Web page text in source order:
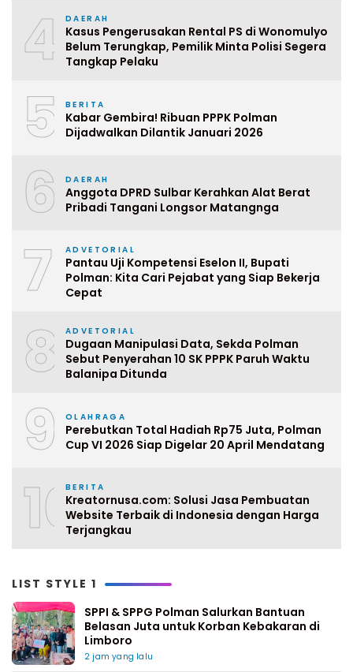
4 DAERAH
Kasus Pengerusakan Rental PS di Wonomulyo
Belum Terungkap, Pemilik Minta Polisi Segera
Tangkap Pelaku
5 BERITA
Kabar Gembira! Ribuan PPPK Polman
Dijadwalkan Dilantik Januari 2026
6 DAERAH
Anggota DPRD Sulbar Kerahkan Alat Berat
Pribadi Tangani Longsor Matangnga
7 ADVETORIAL
Pantau Uji Kompetensi Eselon II, Bupati
Polman: Kita Cari Pejabat yang Siap Bekerja
Cepat
8 ADVETORIAL
Dugaan Manipulasi Data, Sekda Polman
Sebut Penyerahan 10 SK PPPK Paruh Waktu
Balanipa Ditunda
9 OLAHRAGA
Perebutkan Total Hadiah Rp75 Juta, Polman
Cup VI 2026 Siap Digelar 20 April Mendatang
10BERITA
Kreatornusa.com: Solusi Jasa Pembuatan
Website Terbaik di Indonesia dengan Harga
Terjangkau
LIST STYLE 1
SPPI & SPPG Polman Salurkan Bantuan
Belasan Juta untuk Korban Kebakaran di
Limboro
2 jam yang lalu